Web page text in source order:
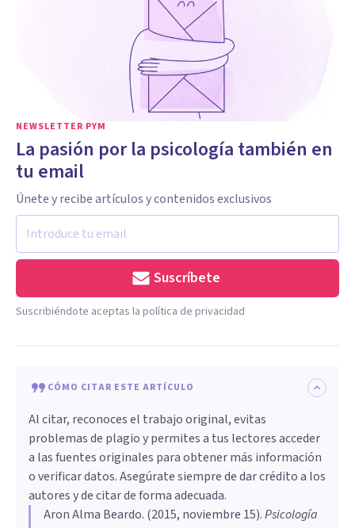
NEWSLETTER PYM
La pasión por la psicología también en
tu email
Únete y recibe artículos y contenidos exclusivos
Suscríbete
Suscribiéndote aceptas la política de privacidad
CÓMO CITAR ESTE ARTÍCULO
Al citar, reconoces el trabajo original, evitas
problemas de plagio y permites a tus lectores acceder
a las fuentes originales para obtener más información
o verificar datos. Asegúrate siempre de dar crédito a los
autores y de citar de forma adecuada.
Aron Alma Beardo. (2015, noviembre 15).​Psicología